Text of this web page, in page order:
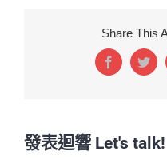
Share This
Facebook
發表迴響 Let's talk!